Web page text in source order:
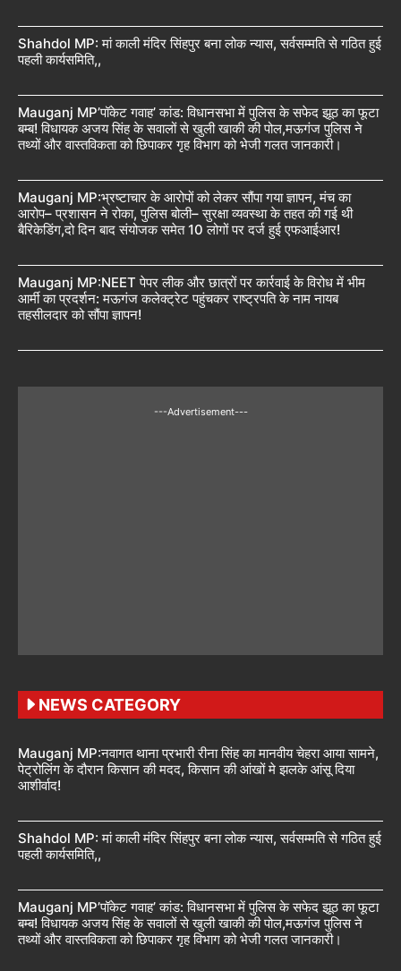
Shahdol MP: मां काली मंदिर सिंहपुर बना लोक न्यास, सर्वसम्मति से गठित हुई
पहली कार्यसमिति,,
Mauganj MP’पॉकेट गवाह’ कांड: विधानसभा में पुलिस के सफेद झूठ का फूटा
बम्ब! विधायक अजय सिंह के सवालों से खुली खाकी की पोल,मऊगंज पुलिस ने
तथ्यों और वास्तविकता को छिपाकर गृह विभाग को भेजी गलत जानकारी।
Mauganj MP:भ्रष्टाचार के आरोपों को लेकर सौंपा गया ज्ञापन, मंच का
आरोप– प्रशासन ने रोका, पुलिस बोली– सुरक्षा व्यवस्था के तहत की गई थी
बैरिकेडिंग,दो दिन बाद संयोजक समेत 10 लोगों पर दर्ज हुई एफआईआर!
Mauganj MP:NEET पेपर लीक और छात्रों पर कार्रवाई के विरोध में भीम
आर्मी का प्रदर्शन: मऊगंज कलेक्ट्रेट पहुंचकर राष्ट्रपति के नाम नायब
तहसीलदार को सौंपा ज्ञापन!
---Advertisement---
NEWS CATEGORY
Mauganj MP:नवागत थाना प्रभारी रीना सिंह का मानवीय चेहरा आया सामने,
पेट्रोलिंग के दौरान किसान की मदद, किसान की आंखों मे झलके आंसू दिया
आशीर्वाद!
Shahdol MP: मां काली मंदिर सिंहपुर बना लोक न्यास, सर्वसम्मति से गठित हुई
पहली कार्यसमिति,,
Mauganj MP’पॉकेट गवाह’ कांड: विधानसभा में पुलिस के सफेद झूठ का फूटा
बम्ब! विधायक अजय सिंह के सवालों से खुली खाकी की पोल,मऊगंज पुलिस ने
तथ्यों और वास्तविकता को छिपाकर गृह विभाग को भेजी गलत जानकारी।